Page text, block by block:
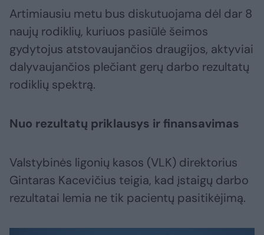
Artimiausiu metu bus diskutuojama dėl dar 8
naujų rodiklių, kuriuos pasiūlė šeimos
gydytojus atstovaujančios draugijos, aktyviai
dalyvaujančios plečiant gerų darbo rezultatų
rodiklių spektrą.
Nuo rezultatų priklausys ir finansavimas
Valstybinės ligonių kasos (VLK) direktorius
Gintaras Kacevičius teigia, kad įstaigų darbo
rezultatai lemia ne tik pacientų pasitikėjimą.